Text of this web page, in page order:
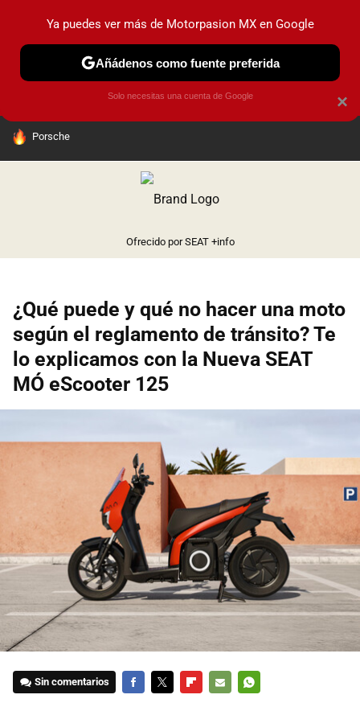
PRUEBAS INDUSTRIA HOY NO CIRCULA
HOY SE HABLA DE
Porsche
Ofrecido por SEAT +info
¿Qué puede y qué no hacer una moto
según el reglamento de tránsito? Te
lo explicamos con la Nueva SEAT
MÓ eScooter 125
Sin comentarios
×
Ya puedes ver más de Motorpasion MX en Google
Añádenos como fuente preferida
Solo necesitas una cuenta de Google